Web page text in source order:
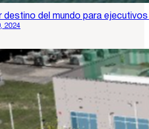
destino del mundo para
2024